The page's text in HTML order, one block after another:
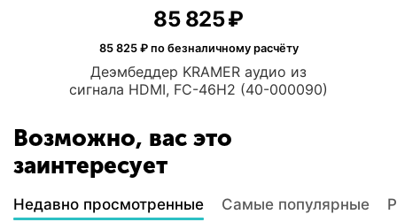
Деэмбеддер KRAMER аудио из
сигнала HDMI, FC-46H2 (40-000090)
85 825₽
85 825₽ по безналичному расчёту
Возможно, вас это
заинтересует
Недавно просмотренные Самые популярные